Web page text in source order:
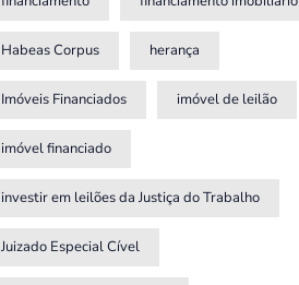
Habeas Corpus herança
Imóveis Financiados imóvel de leilão
imóvel financiado
investir em leilões da Justiça do Trabalho
Juizado Especial Cível